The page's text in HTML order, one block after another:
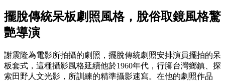
擺脫傳統呆板劇照風格，脫俗取鏡風格驚
艷導演
謝震隆為電影所拍攝的劇照，擺脫傳統劇照安排演員擺拍的呆
板套式，這種攝影風格延續他於1960年代，行腳台灣鄉鎮、探
索田野人文光影，所訓練的精準攝影速寫。在他的劇照作品